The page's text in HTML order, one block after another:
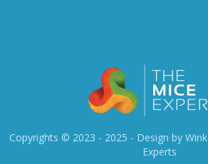
Copyrights © 2023 - 2025 - Design by
Experts